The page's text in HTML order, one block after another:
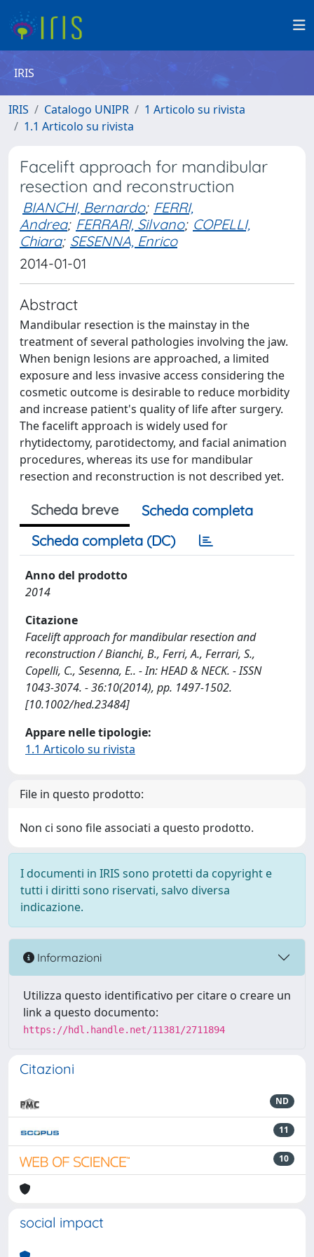
IRIS
IRIS Catalogo UNIPR
1 Articolo su rivista
1.1 Articolo su rivista
Facelift approach for mandibular
resection and reconstruction
BIANCHI, Bernardo; FERRI,
Andrea; FERRARI, Silvano; COPELLI,
Chiara; SESENNA, Enrico
2014-01-01
Abstract
Mandibular resection is the mainstay in the
treatment of several pathologies involving the jaw.
When benign lesions are approached, a limited
exposure and less invasive access considering the
cosmetic outcome is desirable to reduce morbidity
and increase patient's quality of life after surgery.
The facelift approach is widely used for
rhytidectomy, parotidectomy, and facial animation
procedures, whereas its use for mandibular
resection and reconstruction is not described yet.
Scheda breve
Scheda completa
Scheda completa (DC)
Anno del prodotto
2014
Citazione
Facelift approach for mandibular resection and
reconstruction / Bianchi, B., Ferri, A., Ferrari, S.,
Copelli, C., Sesenna, E.. - In: HEAD & NECK. - ISSN
1043-3074. - 36:10(2014), pp. 1497-1502.
[10.1002/hed.23484]
Appare nelle tipologie:
1.1 Articolo su rivista
File in questo prodotto:
Non ci sono file associati a questo prodotto.
I documenti in IRIS sono protetti da copyright e
tutti i diritti sono riservati, salvo diversa
indicazione.
Informazioni
Utilizza questo identificativo per citare o creare un
link a questo documento:
https://hdl.handle.net/11381/2711894
Citazioni
ND
11
10
social impact